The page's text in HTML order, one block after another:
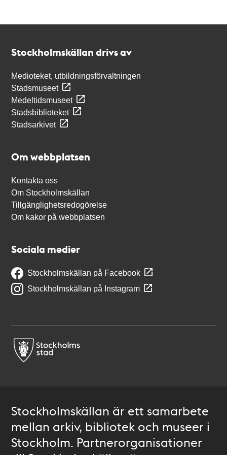
Stockholmskällan drivs av
Medioteket, utbildningsförvaltningen
Stadsmuseet
Medeltidsmuseet
Stadsbiblioteket
Stadsarkivet
Om webbplatsen
Kontakta oss
Om Stockholmskällan
Tillgänglighetsredogörelse
Om kakor på webbplatsen
Sociala medier
Stockholmskällan på Facebook
Stockholmskällan på Instagram
Stockholmskällan är ett samarbete
mellan arkiv, bibliotek och museer i
Stockholm. Partnerorganisationer